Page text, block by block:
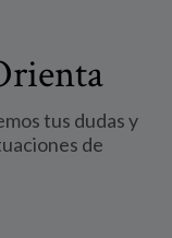
tus dudas y
de